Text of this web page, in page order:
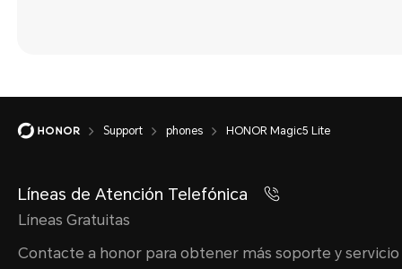
Cámara y sensor
Galería
Gestos y operación
Support phones HONOR Magic5 Lite
Líneas de Atención Telefónica
Líneas Gratuitas
Contacte a honor para obtener más soporte y servicio